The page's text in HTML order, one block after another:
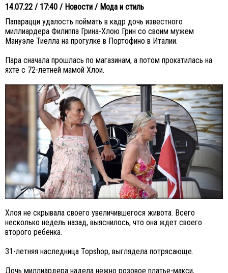
14.07.22 / 17:40 / Новости / Мода и стиль
Папарацци удалость поймать в кадр дочь известного
миллиардера Филиппа Грина-Хлою Грин со своим мужем
Мануэле Тиелла на прогулке в Портофино в Италии.
Пара сначала прошлась по магазинам, а потом прокатилась на
яхте с 72-летней мамой Хлои.
Хлоя не скрывала своего увеличившегося живота. Всего
несколько недель назад, выяснилось, что она ждет своего
второго ребенка.
31-летняя наследница Topshop, выглядела потрясающе.
Дочь миллиардера надела нежно розовое платье-макси,